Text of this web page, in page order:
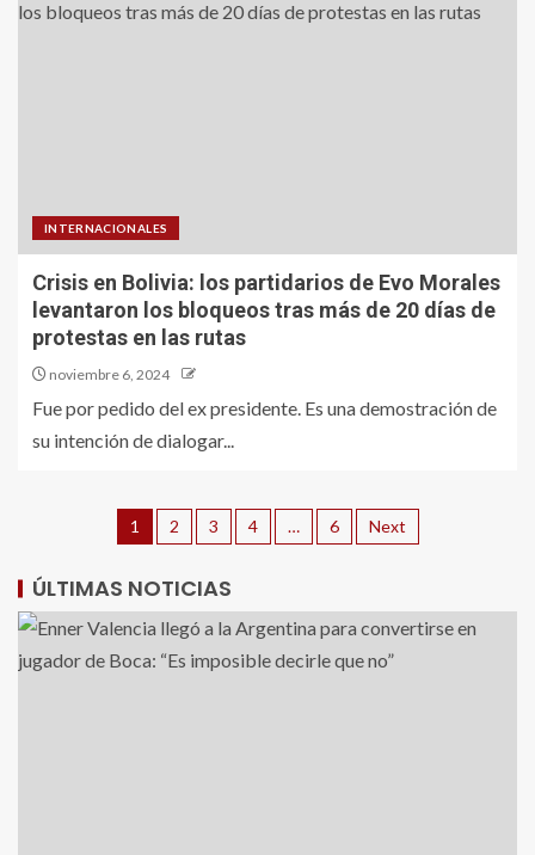
INTERNACIONALES
Crisis en Bolivia: los partidarios de Evo Morales
levantaron los bloqueos tras más de 20 días de
protestas en las rutas
noviembre 6, 2024
Fue por pedido del ex presidente. Es una demostración de
su intención de dialogar...
1 2 3 4 … 6 Next
ÚLTIMAS NOTICIAS